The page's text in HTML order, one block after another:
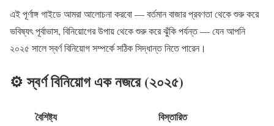
এই পূর্ণাঙ্গ গাইডে আমরা আলোচনা করবো — বর্তমান বাজার প্রবণতা থেকে শুরু করে
ভবিষ্যৎ পূর্বাভাস, বিনিয়োগের উপায় থেকে শুরু করে ঝুঁকি পর্যন্ত — যেন আপনি
২০২৫ সালে স্বর্ণ বিনিয়োগ সম্পর্কে সঠিক সিদ্ধান্ত নিতে পারেন।
⚙️ স্বর্ণ বিনিয়োগ এক নজরে (২০২৫)
বৈশিষ্ট্য বিস্তারিত